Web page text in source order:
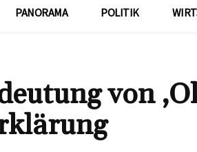
PANORAMA POLITIK
von